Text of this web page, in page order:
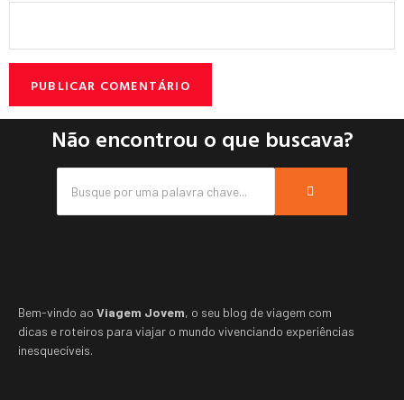
Não encontrou o que buscava?
Bem-vindo ao Viagem Jovem, o seu blog de viagem com
dicas e roteiros para viajar o mundo vivenciando experiências
inesquecíveis.